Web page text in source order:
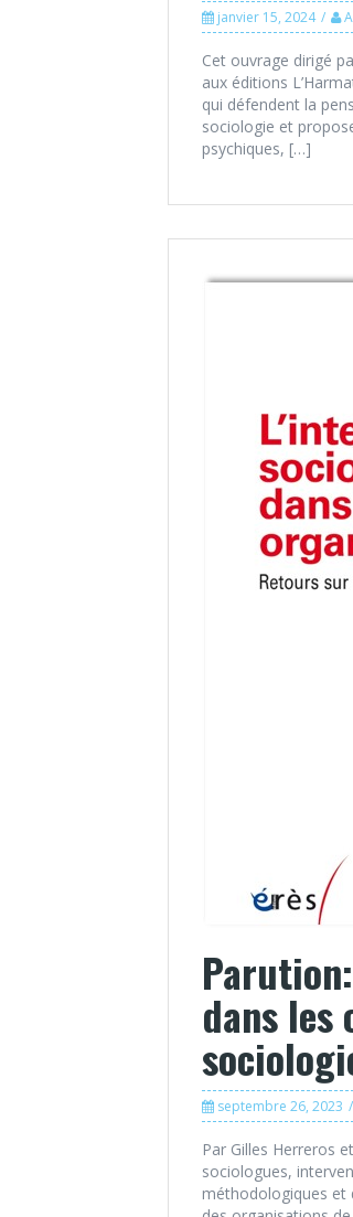
janvier 15, 2024
Cet ouvrage dirigé
aux éditions
qui défendent la
sociologie et
psychiques, […]
dans les
septembre 26, 2023
Par Gilles Herreros
sociologues,
méthodologiques et